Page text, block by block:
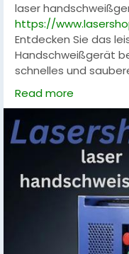
laser
https://
Entdecken Sie das
Handschweißgerät
schnelles und
Perfekt für
industrielle
einfache
garantieren
Schweißprojekte
#Metallbearbeitung,
Read more